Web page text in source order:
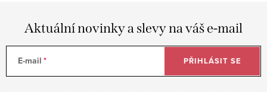
Aktuální novinky a slevy na váš e-mail
E-mail PŘIHLÁSIT SE